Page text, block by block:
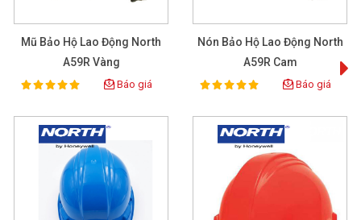
Mũ Bảo Hộ Lao Động North
A59R Vàng
Rating:
100% Báo giá
Nón Bảo Hộ Lao Động North
A59R Cam
Rating:
100% Báo giá